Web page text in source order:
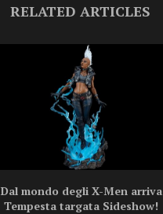
RELATED ARTICLES
Dal mondo degli X-Men arriva
Tempesta targata Sideshow!